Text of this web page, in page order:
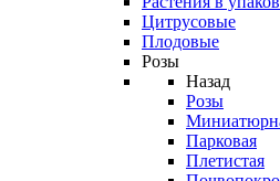
Цитрусовые
Плодовые
Розы
Назад
Розы
Парковая
Плетистая